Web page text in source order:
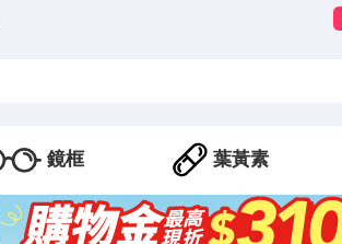
鏡框 葉黃素